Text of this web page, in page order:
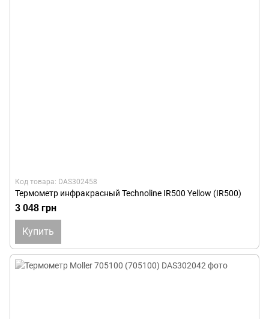
Код товара: DAS302458
Термометр инфракрасный Technoline IR500 Yellow (IR500)
3 048 грн
Купить